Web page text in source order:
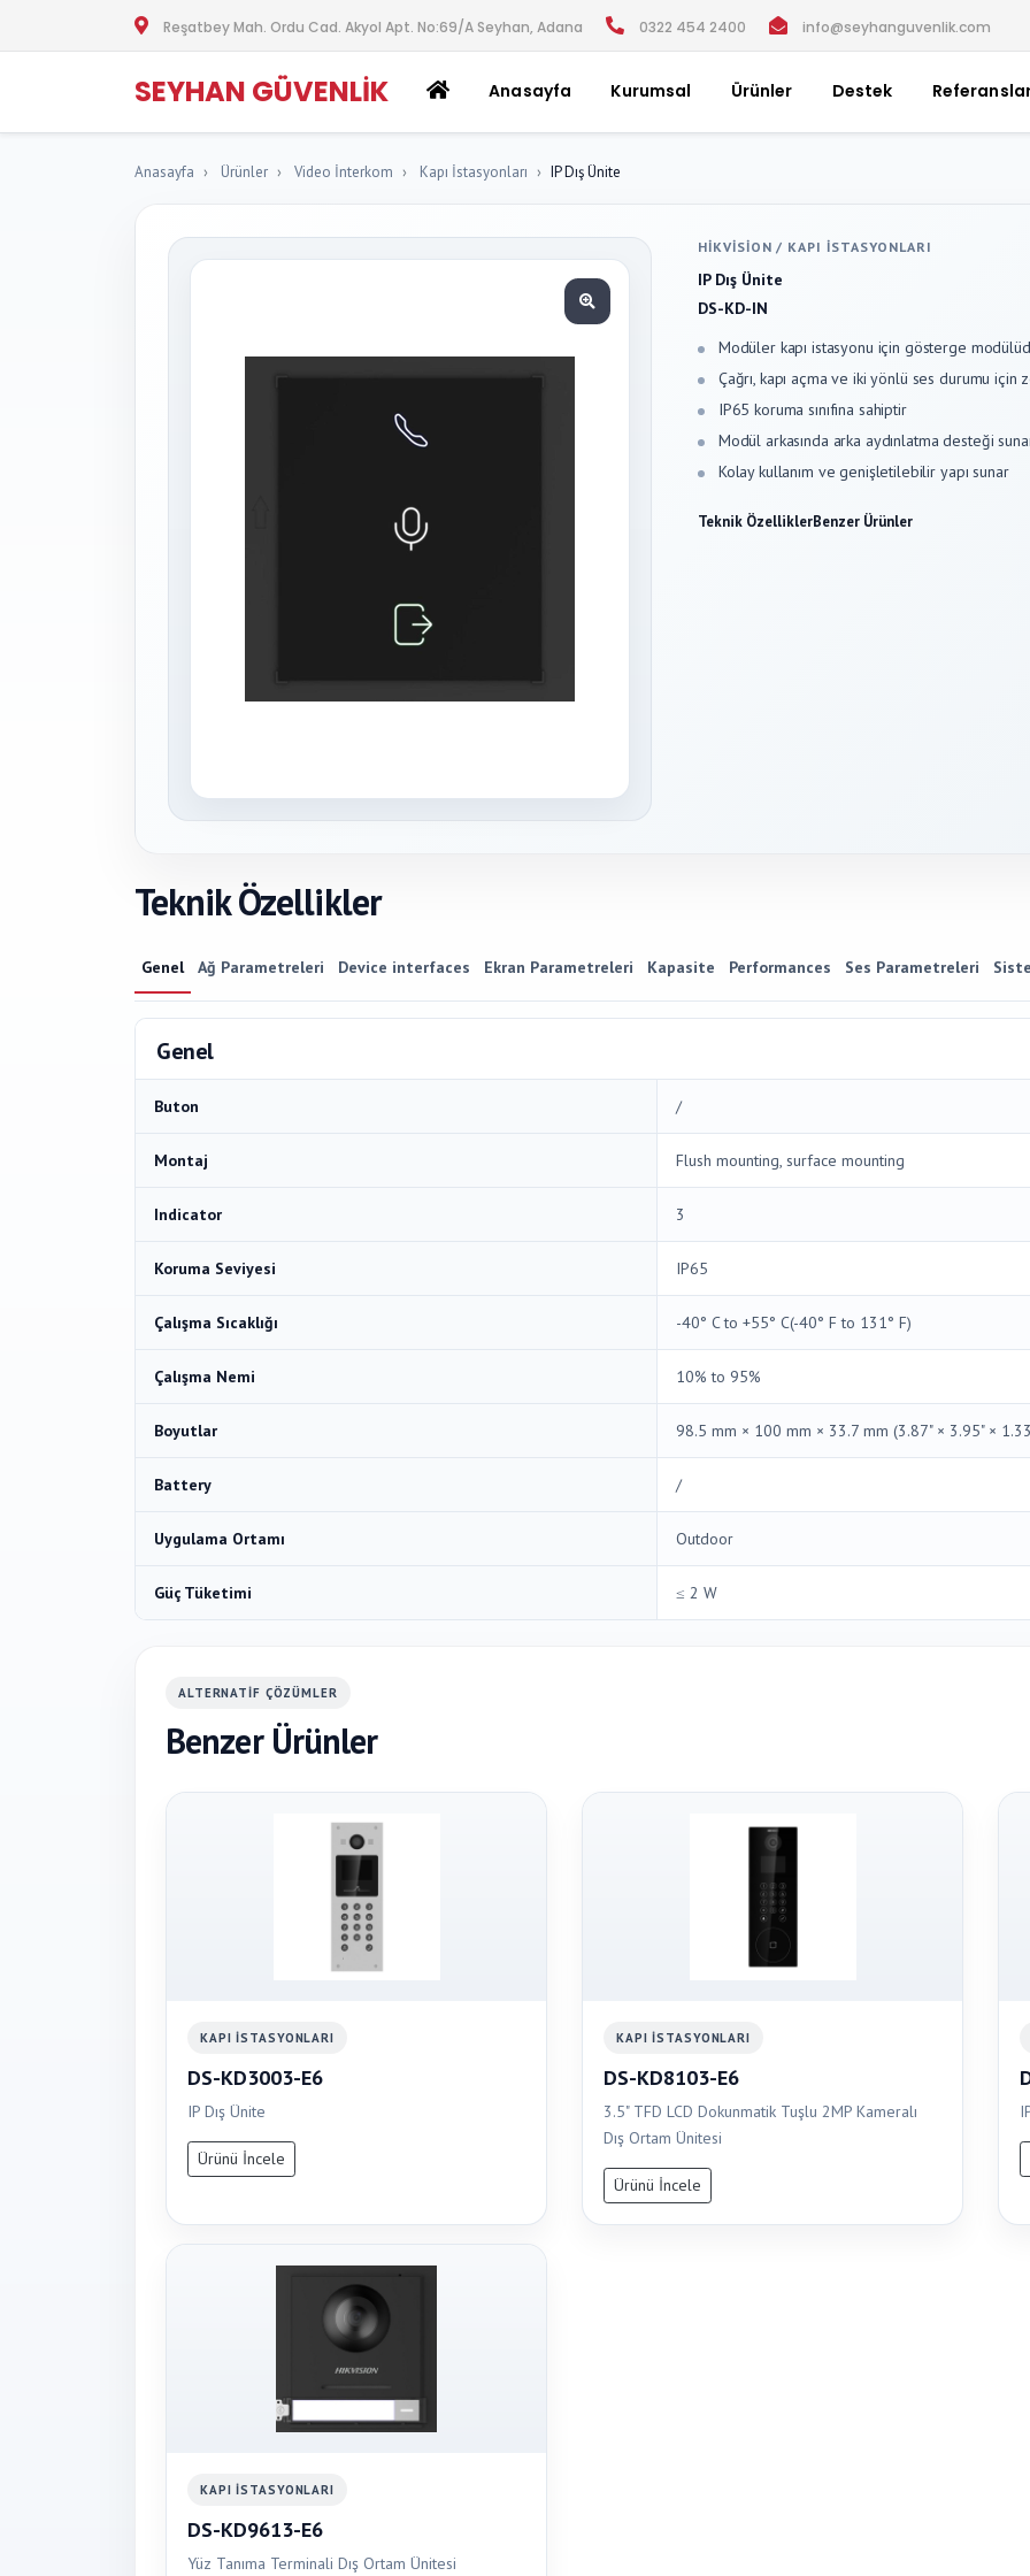
Reşatbey Mah. Ordu Cad. Akyol Apt. No:69/A Seyhan, Adana 0322 454 2400 info@seyhanguvenlik.com
SEYHAN GÜVENLIK Anasayfa Kurumsal Ürünler Destek
Anasayfa Ürünler Video İnterkom Kapı İstasyonları IP Dış Ünite
HIKVISION / KAPI İSTASYONLARI
IP Dış Ünite
DS-KD-IN
Modüler kapı istasyonu için gösterge
Çağrı, kapı açma ve iki yönlü ses durumu
IP65 koruma sınıfına sahiptir
Modül arkasında arka aydınlatma desteği
Kolay kullanım ve genişletilebilir yapı sunar
Teknik ÖzelliklerBenzer Ürünler
Teknik Özellikler
Genel Ağ Parametreleri Device interfaces Ekran Parametreleri Kapasite Performances Ses Parametreleri
Genel
Buton /
Montaj Flush mounting, surface mounting
Indicator 3
Koruma Seviyesi IP65
Çalışma Sıcaklığı -40° C to +55° C(-40° F to 131° F)
Çalışma Nemi 10% to 95%
Boyutlar 98.5 mm × 100 mm × 33.7 mm (3.87" × 3.95" ×
Battery /
Uygulama Ortamı Outdoor
Güç Tüketimi ≤ 2 W
ALTERNATIF ÇÖZÜMLER
Benzer Ürünler
KAPI İSTASYONLARI
DS-KD3003-E6
IP Dış Ünite
Ürünü İncele
KAPI İSTASYONLARI
DS-KD8103-E6
3.5" TFD LCD Dokunmatik Tuşlu 2MP Kameralı
Dış Ortam Ünitesi
Ürünü İncele
KAPI İSTASYONLARI
DS-KD9613-E6
Yüz Tanıma Terminali Dış Ortam Ünitesi